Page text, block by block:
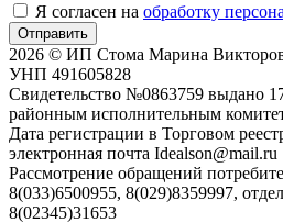
Я согласен на обработку
Отправить
2026 © ИП Стома Марина
УНП 491605828
Свидетельство №0863759 выдано
районным исполнительным
Дата регистрации в Торговом
электронная почта Idealson@mail.ru
Рассмотрение обращений
8(033)6500955, 8(029)8359997,
8(02345)31653